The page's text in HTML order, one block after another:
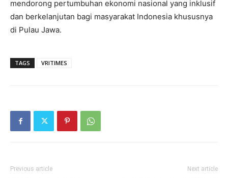
mendorong pertumbuhan ekonomi nasional yang inklusif
dan berkelanjutan bagi masyarakat Indonesia khususnya
di Pulau Jawa.
TAGS VRITIMES
Previous article Next article